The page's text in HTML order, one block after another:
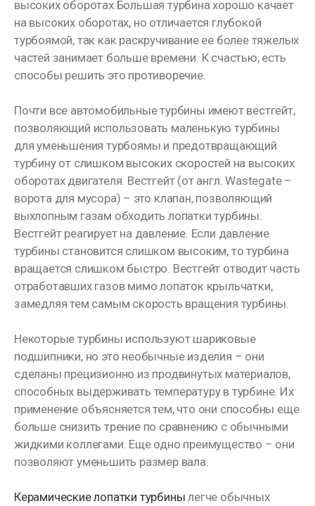
высоких оборотах.Большая турбина хорошо качает
на высоких оборотах, но отличается глубокой
турбоямой, так как раскручивание ее более тяжелых
частей занимает больше времени. К счастью, есть
способы решить это противоречие.
Почти все автомобильные турбины имеют вестгейт,
позволяющий использовать маленькую турбины
для уменьшения турбоямы и предотвращающий
турбину от слишком высоких скоростей на высоких
оборотах двигателя. Вестгейт (от англ. Wastegate –
ворота для мусора) – это клапан, позволяющий
выхлопным газам обходить лопатки турбины.
Вестгейт реагирует на давление. Если давление
турбины становится слишком высоким, то турбина
вращается слишком быстро. Вестгейт отводит часть
отработавших газов мимо лопаток крыльчатки,
замедляя тем самым скорость вращения турбины.
Некоторые турбины используют шариковые
подшипники, но это необычные изделия – они
сделаны прецизионно из продвинутых материалов,
способных выдерживать температуру в турбине. Их
применение объясняется тем, что они способны еще
больше снизить трение по сравнению с обычными
жидкими коллегами. Еще одно преимущество – они
позволяют уменьшить размер вала.
Керамические лопатки турбины легче обычных